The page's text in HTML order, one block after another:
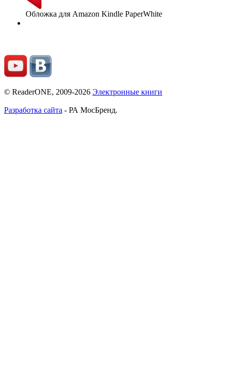
Обложка для Amazon Kindle PaperWhite
© ReaderONE, 2009-2026 Электронные книги
Разработка сайта - РА МосБренд.